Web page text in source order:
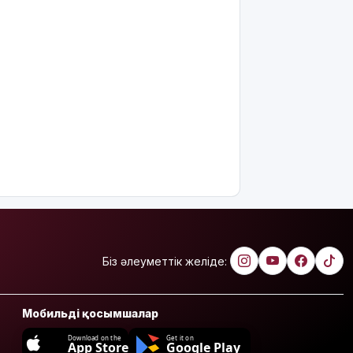
Біз әлеуметтік желіде:
Мобильді қосымшалар
Download on the
App Store
Get it on
Google Play